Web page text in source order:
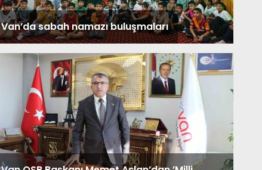
Van’da sabah namazı buluşmaları